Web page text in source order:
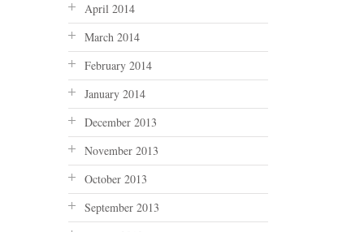
April 2014
March 2014
February 2014
January 2014
December 2013
November 2013
October 2013
September 2013